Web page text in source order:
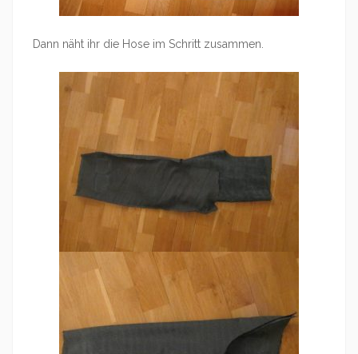
Dann näht ihr die Hose im Schritt zusammen.